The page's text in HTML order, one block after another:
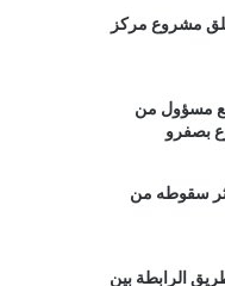
مشروع مركز
مسؤول من
بصفرو
سقوطه من
الرابطة بين